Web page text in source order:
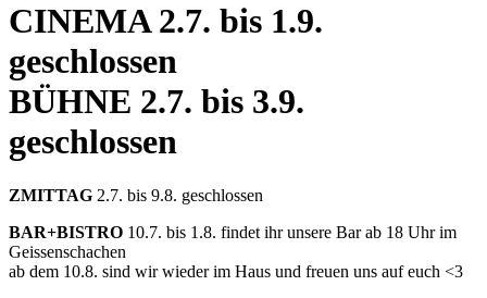
CINEMA2.7. bis 1.9.
geschlossen
BÜHNE 2.7. bis 3.9.
geschlossen
ZMITTAG 2.7. bis 9.8. geschlossen
BAR+BISTRO 10.7. bis 1.8. findet ihr unsere Bar ab 18 Uhr im
Geissenschachen
ab dem 10.8. sind wir wieder im Haus und freuen uns auf euch <3